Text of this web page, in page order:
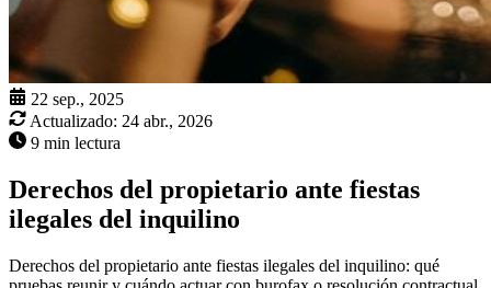
22 sep., 2025
Actualizado: 24 abr., 2026
9 min lectura
Derechos del propietario ante fiestas
ilegales del inquilino
Derechos del propietario ante fiestas ilegales del inquilino: qué